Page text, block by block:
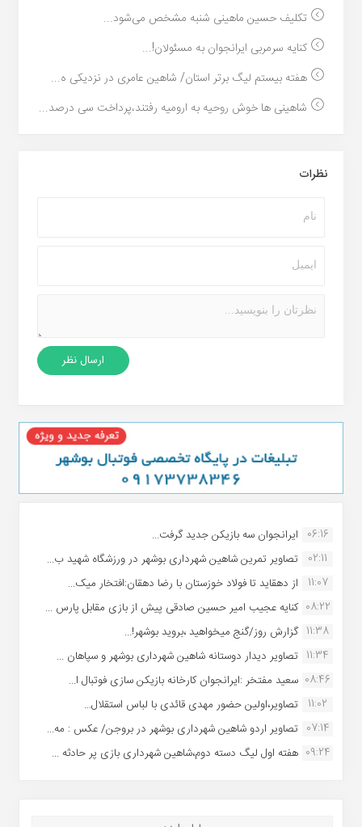
تکلیف حسین ماهینی شنبه مشخص می‌شود...
کنایه سرمربی ایرانجوان به مسئولان!...
هفته بیستم لیگ برتر استان/ شاهین عامری در نزدیکی ه...
شاهینی ها خوش روحیه به ارومیه رفتند،پرداخت سی درصد...
نظرات
06:16 ایرانجوان سه بازیکن جدید گرفت...
02:11
تصاویر تمرین شاهین شهردارى بوشهر در ورزشگاه شهید ب...
11:07
از دهقاید تا فولاد خوزستان با رضا دهقان:افتخار میک...
08:22 کنایه عجیب امیر حسین صادقی پیش از بازی مقابل پارس ...
11:38 گزارش روز/گنج میخواهید ،بروید بوشهر!...
11:34 تصاویر دیدار دوستانه شاهین شهردارى بوشهر و سپاهان ...
08:46 سعید مفتخر :ایرانجوان کارخانه بازیکن سازی فوتبال ا...
11:02
تصاویر،اولین حضور مهدی قائدی با لباس استقلال...
07:14 تصاویر اردو شاهین شهرداری بوشهر در بروجن/ عکس : مه...
09:24 هفته اول لیگ دسته دوم،شاهین شهرداری بازی پر حادثه ...